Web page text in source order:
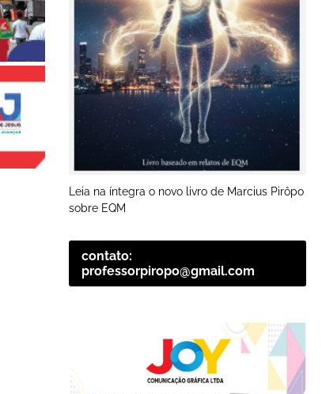
Leia na íntegra o novo livro de Marcius Pirôpo
sobre EQM
contato:
professorpiropo@gmail.com